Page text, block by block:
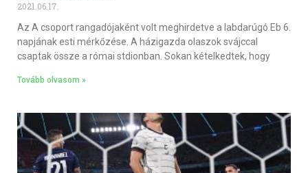
2021.06.17.
Az A csoport rangadójaként volt meghirdetve a labdarúgó Eb 6.
napjának esti mérkőzése. A házigazda olaszok svájccal
csaptak össze a római stdionban. Sokan kételkedtek, hogy
Tovább olvasom »